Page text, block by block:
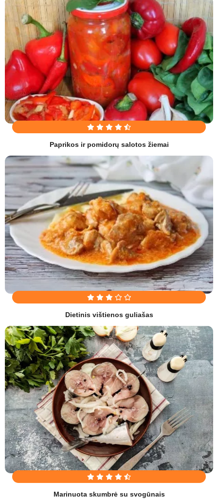
Paprikos ir pomidorų salotos žiemai
Dietinis vištienos guliašas
Marinuota skumbrė su svogūnais